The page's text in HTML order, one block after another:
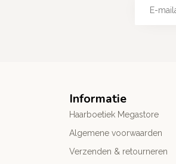
Informatie
Haarboetiek Megastore
Algemene voorwaarden
Verzenden & retourneren